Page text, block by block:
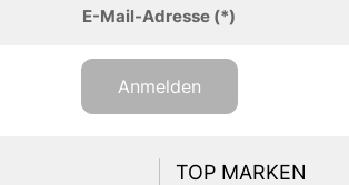
E-Mail-Adresse(*)
Anmelden
TOP MARKEN